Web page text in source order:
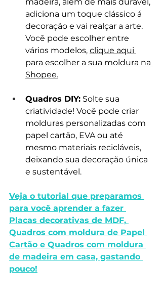
adiciona um toque clássico á
decoração e vai realçar a arte.
Você pode escolher entre
vários modelos, clique aqui
para escolher a sua moldura na
Shopee.
Quadros DIY: Solte sua
criatividade! Você pode criar
molduras personalizadas com
papel cartão, EVA ou até
mesmo materiais recicláveis,
deixando sua decoração única
e sustentável.
Veja o tutorial que preparamos
para você aprender a fazer
Placas decorativas de MDF,
Quadros com moldura de Papel
Cartão e Quadros com moldura
de madeira em casa, gastando
pouco!